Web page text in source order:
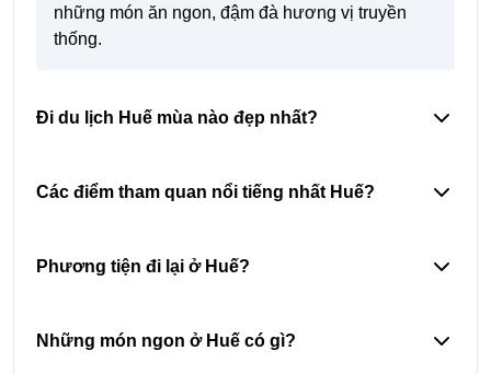
những món ăn ngon, đậm đà hương vị truyền
thống.
Đi du lịch Huế mùa nào đẹp nhất?
Các điểm tham quan nổi tiếng nhất Huế?
Phương tiện đi lại ở Huế?
Những món ngon ở Huế có gì?